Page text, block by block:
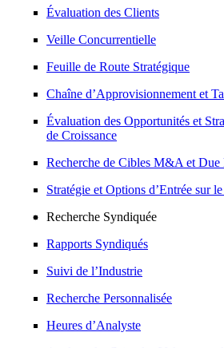
Évaluation des Clients
Veille Concurrentielle
Feuille de Route Stratégique
Chaîne d’Approvisionnement et
Évaluation des Opportunités et
de Croissance
Recherche de Cibles M&A et Due
Stratégie et Options d’Entrée sur
Recherche Syndiquée
Rapports Syndiqués
Suivi de l’Industrie
Recherche Personnalisée
Heures d’Analyste